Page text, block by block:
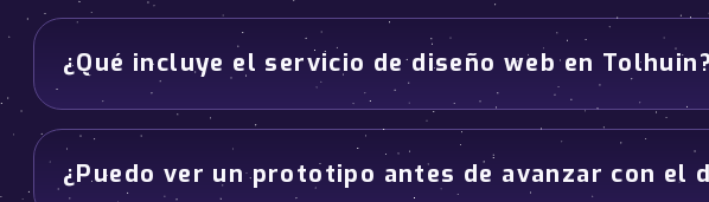
¿Qué incluye el servicio de diseño web en Tolhuin?
¿Puedo ver un prototipo antes de avanzar con el